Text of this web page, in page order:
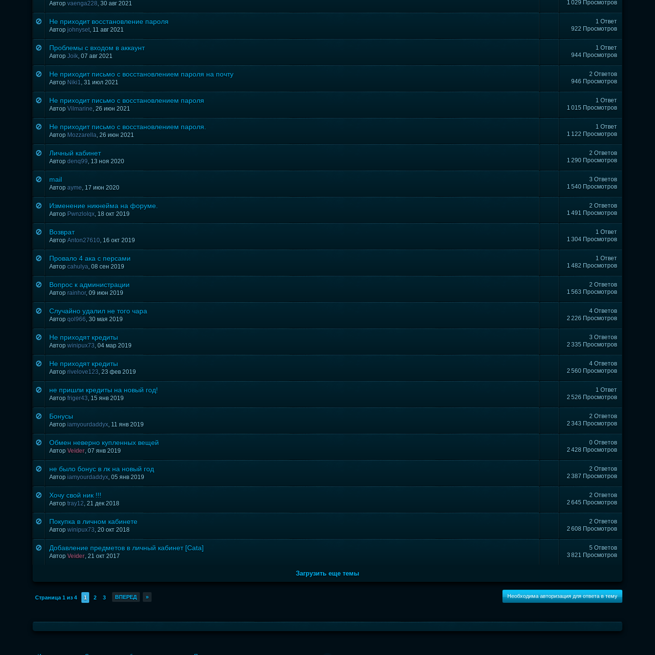
Авторvaenga228,30 авг 2021 1 029 Просмотров
Не приходит восстановление пароля
Авторjohnyset, 11 авг 2021
1 Ответ
922 Просмотров
Проблемы с входом в аккаунт
АвторJoik,07 авг 2021
1 Ответ
944 Просмотров
Не приходит письмо с восстановлением пароля на почту
Автор Niki1,31 июл 2021
2 Ответов
946 Просмотров
Не приходит письмо с восстановлением пароля
АвторVilmarine,26 июн 2021
1 Ответ
1 015 Просмотров
Не приходит письмо с восстановлением пароля.
Автор Mozzarella,26 июн 2021
1 Ответ
1 122 Просмотров
Личный кабинет
Авторdenq99, 13 ноя 2020
2 Ответов
1 290 Просмотров
mail
Авторayme, 17 июн 2020
3 Ответов
1 540 Просмотров
Изменение никнейма на форуме.
Автор Pwnzlolqx, 18 окт 2019
2 Ответов
1 491 Просмотров
Возврат
АвторAnton27610, 16 окт 2019
1 Ответ
1 304 Просмотров
Провало 4 ака с персами
Авторcahulya,08 сен 2019
1 Ответ
1 482 Просмотров
Вопрос к администрации
Авторrainhor,09 июн 2019
2 Ответов
1 563 Просмотров
Случайно удалил не того чара
Авторqol966,30 мая 2019
4 Ответов
2 226 Просмотров
Не приходят кредиты
Авторwinipux73,04 мар 2019
3 Ответов
2 335 Просмотров
Не приходят кредиты
Авторrivelove123,23 фев 2019
4 Ответов
2 560 Просмотров
не пришли кредиты на новый год!
Авторfriger43, 15 янв 2019
1 Ответ
2 526 Просмотров
Бонусы
Авторiamyourdaddyx, 11 янв 2019
2 Ответов
2 343 Просмотров
Обмен неверно купленных вещей
АвторVeider,07 янв 2019
0 Ответов
2 428 Просмотров
не было бонус в лк на новый год
Авторiamyourdaddyx,05 янв 2019
2 Ответов
2 387 Просмотров
Хочу свой ник !!!
Авторtray12,21 дек 2018
2 Ответов
2 645 Просмотров
Покупка в личном кабинете
Авторwinipux73,20 окт 2018
2 Ответов
2 608 Просмотров
Добавление предметов в личный кабинет [Cata]
АвторVeider,21 окт 2017
5 Ответов
3 821 Просмотров
Загрузить еще темы
Страница 1 из 4 1 2 3 ВПЕРЕД » Необходима авторизация для ответа в тему